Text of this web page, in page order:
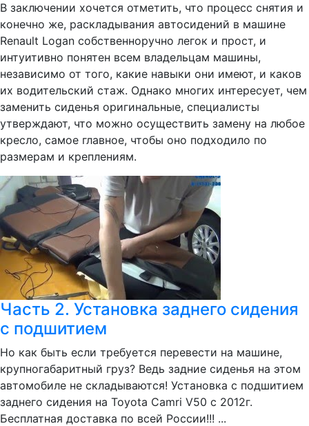
В заключении хочется отметить, что процесс снятия и
конечно же, раскладывания автосидений в машине
Renault Logan собственноручно легок и прост, и
интуитивно понятен всем владельцам машины,
независимо от того, какие навыки они имеют, и каков
их водительский стаж. Однако многих интересует, чем
заменить сиденья оригинальные, специалисты
утверждают, что можно осуществить замену на любое
кресло, самое главное, чтобы оно подходило по
размерам и креплениям.
Часть 2. Установка заднего сидения
с подшитием
Но как быть если требуется перевести на машине,
крупногабаритный груз? Ведь задние сиденья на этом
автомобиле не складываются! Установка с подшитием
заднего сидения на Toyota Camri V50 с 2012г.
Бесплатная доставка по всей России!!! ...